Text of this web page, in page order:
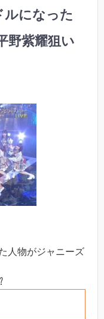
ルになった
野紫耀狙い
人物がジャニーズ